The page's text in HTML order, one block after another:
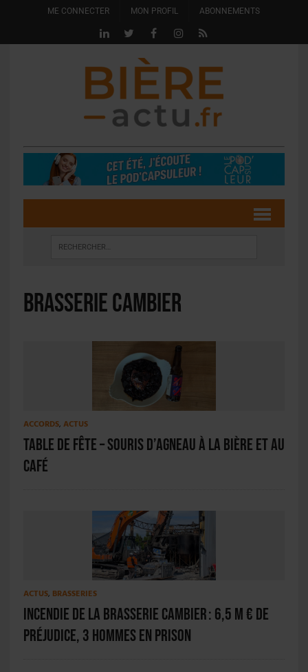
ME CONNECTER MON PROFIL ABONNEMENTS
Brasserie Cambier
ACCORDS, ACTUS
Table de fête – Souris d’agneau à la bière et au
café
ACTUS, BRASSERIES
Incendie de la brasserie Cambier : 6,5 M € de
préjudice, 3 hommes en prison